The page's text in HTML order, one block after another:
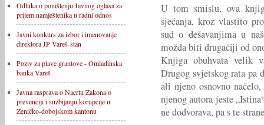
Odluka o poništenju Javnog oglasa za
prijem namještenika u radni odnos
Javni konkurs za izbor i imenovanje
direktora JP Vareš-stan
Poziv za plave grantove - Omladinska
banka Vareš
Javna rasprava o Nacrtu Zakona o
prevenciji i suzbijanju korupcije u
Zeničko-dobojskom kantonu
U tom smislu, ova
sjećanja, kroz vlastito
sud o dešavanjima u
možda biti drugačiji od
Knjiga obuhvata velik
Drugog svjetskog rata pa
ali njeno osnovno
njenog autora jeste
ne dodvorava, pa s te